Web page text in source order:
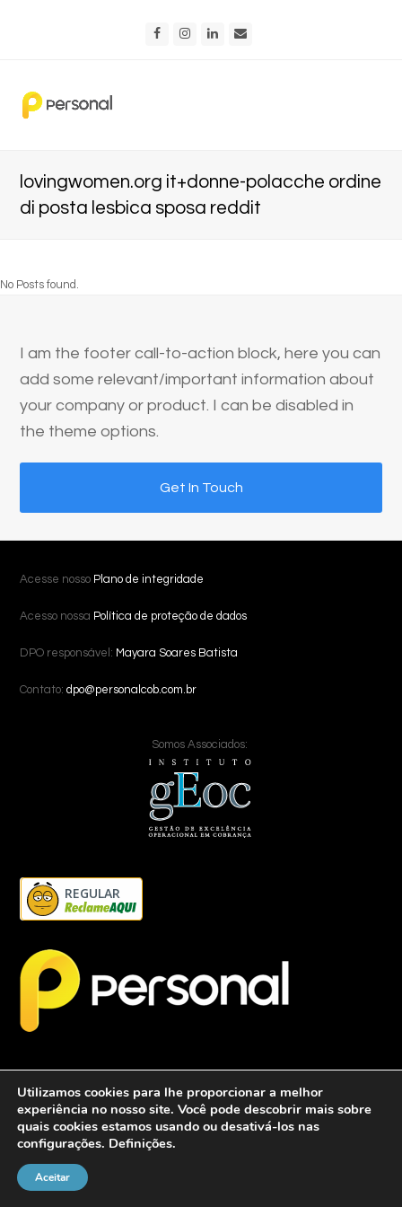
FacebookInstagram
LinkedIn
lovingwomen.org it+donne-polacche ordine
di posta lesbica sposa reddit
No Posts found.
I am the footer call-to-action block, here you can
add some relevant/important information about
your company or product. I can be disabled in
the theme options.
Get In Touch
Acesse nosso Plano de integridade
Acesso nossa Política de proteção de dados
DPO responsável: Mayara Soares Batista
Contato:dpo@personalcob.com.br
Somos Associados:
REGULAR
2026 - Personalcob - CNPJ: 12.837.042/0001-60- Todos direitos
Utilizamos cookies para lhe proporcionar a melhor
experiência no nosso site. Você pode descobrir mais sobre
quais cookies estamos usando ou desativá-los nas
configurações. Definições.
Aceitar